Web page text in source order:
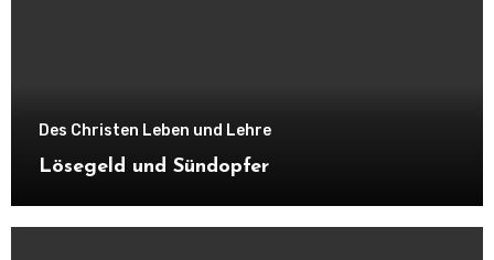
Des Christen Leben und Lehre
Lösegeld und Sündopfer